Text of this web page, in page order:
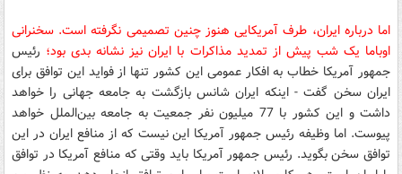
اما درباره ایران، طرف آمریکایی هنوز چنین تصمیمی نگرفته است. سخنرانی
اوباما یک شب پیش از تمدید مذاکرات با ایران نیز نشانه‌ بدی بود؛ رئیس
جمهور آمریکا خطاب به افکار عمومی این کشور تنها از فواید این توافق برای
ایران سخن گفت - اینکه ایران شانس بازگشت به جامعه جهانی را خواهد
داشت و این کشور با 77 میلیون نفر جمعیت به جامعه بین‌الملل خواهد
پیوست. اما وظیفه رئیس جمهور آمریکا این نیست که از منافع ایران در این
توافق سخن بگوید. رئیس جمهور آمریکا باید وقتی که منافع آمریکا در توافق